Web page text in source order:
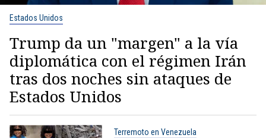
Estados Unidos
Trump da un "margen" a la vía
diplomática con el régimen Irán
tras dos noches sin ataques de
Estados Unidos
Terremoto en Venezuela